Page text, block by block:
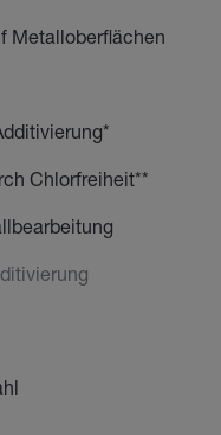
Metalloberflächen
Chlorfreiheit**